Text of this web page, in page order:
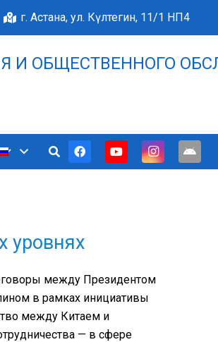
г. Астана, ул. Күлтегин, 11/1 НП4
ОБЩЕСТВЕННОГО
уровнях
между Президентом
в рамках инициативы
между Китаем и
— в сфере